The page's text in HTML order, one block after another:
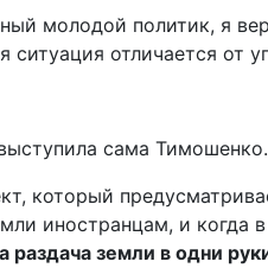
молодой политик, я
ситуация отличается от
сама Тимошенко.
который
иностранцам, и когда
земли в одни